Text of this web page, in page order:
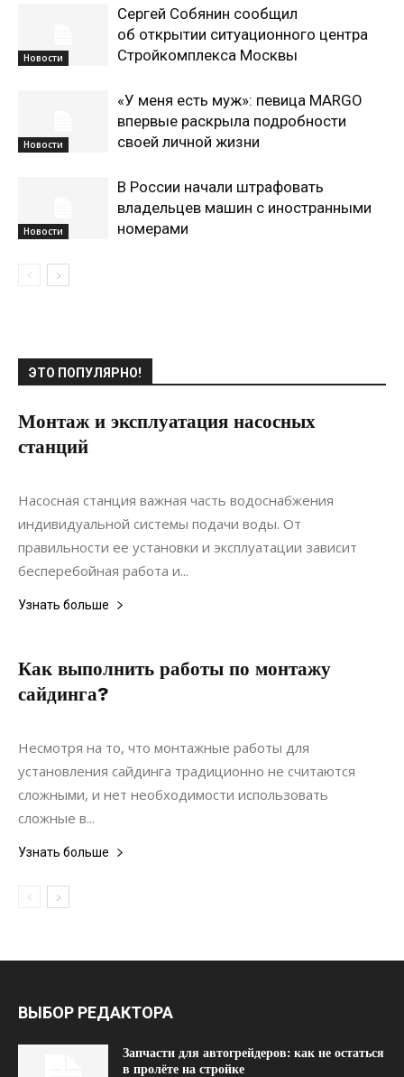
Новости
Сергей Собянин сообщил
об открытии ситуационного центра
Стройкомплекса Москвы
Новости
«У меня есть муж»: певица MARGO
впервые раскрыла подробности
своей личной жизни
Новости
В России начали штрафовать
владельцев машин с иностранными
номерами
ЭТО ПОПУЛЯРНО!
Монтаж и эксплуатация насосных
станций
09.06.2021
Насосная станция важная часть водоснабжения
индивидуальной системы подачи воды. От
правильности ее установки и эксплуатации зависит
бесперебойная работа и...
Узнать больше
Как выполнить работы по монтажу
сайдинга?
22.11.2021
Несмотря на то, что монтажные работы для
установления сайдинга традиционно не считаются
сложными, и нет необходимости использовать
сложные в...
Узнать больше
ВЫБОР РЕДАКТОРА
Запчасти для автогрейдеров: как не остаться
в пролёте на стройке